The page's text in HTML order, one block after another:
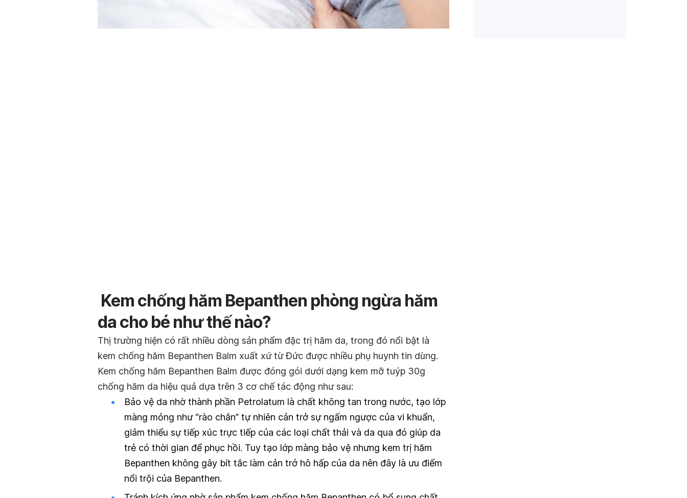
Kem chống hăm Bepanthen phòng ngừa hăm
da cho bé như thế nào?
Thị trường hiện có rất nhiều dòng sản phẩm đặc trị hăm da, trong đó nổi bật là
kem chống hăm Bepanthen Balm xuất xứ từ Đức được nhiều phụ huynh tin dùng.
Kem chống hăm Bepanthen Balm được đóng gói dưới dạng kem mỡ tuýp 30g
chống hăm da hiệu quả dựa trên 3 cơ chế tác động như sau:
Bảo vệ da nhờ thành phần Petrolatum là chất không tan trong nước, tạo lớp
màng mỏng như “rào chắn” tự nhiên cản trở sự ngấm ngược của vi khuẩn,
giảm thiểu sự tiếp xúc trực tiếp của các loại chất thải và da qua đó giúp da
trẻ có thời gian để phục hồi. Tuy tạo lớp màng bảo vệ nhưng kem trị hăm
Bepanthen không gây bít tắc làm cản trở hô hấp của da nên đây là ưu điểm
nổi trội của Bepanthen.